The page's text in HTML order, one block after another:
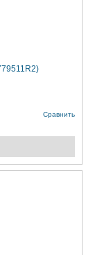
Сравнить